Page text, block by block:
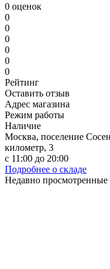
0 оценок
0
0
0
0
0
0
Рейтинг
Оставить отзыв
Адрес магазина
Режим работы
Наличие
Москва, поселение
километр, 3
с 11:00 до 20:00
Подробнее о складе
Недавно просмотренные